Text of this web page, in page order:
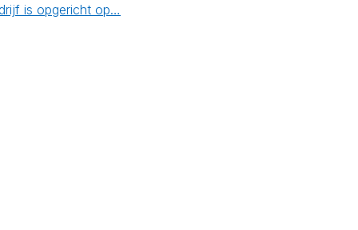
is opgericht op…